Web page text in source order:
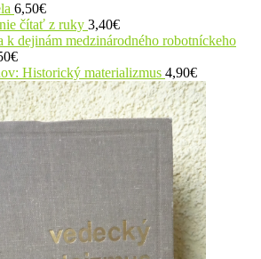
6,50€
čítať z ruky 3,40€
k dejinám medzinárodného robotníckeho
€
Historický materializmus 4,90€